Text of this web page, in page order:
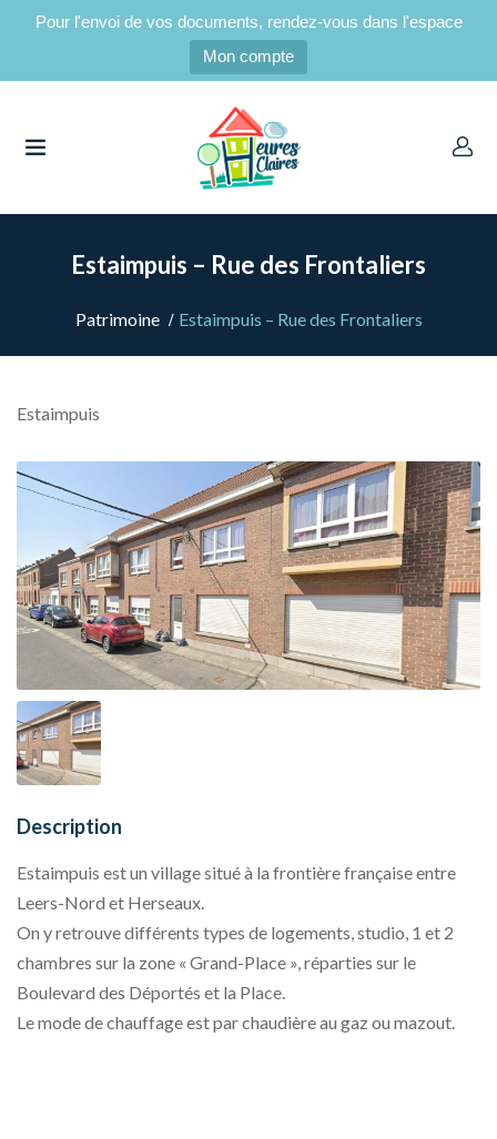
Pour l'envoi de vos documents, rendez-vous dans l'espace
Mon compte
(CANDIDATS LOCATAIRES)
Patrimoine Estaimpuis – Rue des Frontaliers
Estaimpuis – Rue des Frontaliers
Estaimpuis
Description
Estaimpuis est un village situé à la frontière française entre
Leers-Nord et Herseaux.
On y retrouve différents types de logements, studio, 1 et 2
chambres sur la zone « Grand-Place », réparties sur le
Boulevard des Déportés et la Place.
Le mode de chauffage est par chaudière au gaz ou mazout.